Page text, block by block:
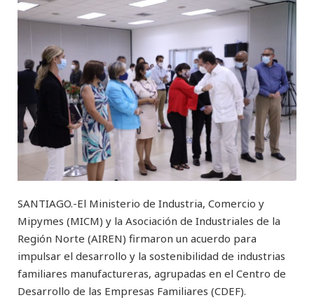
SANTIAGO.-El Ministerio de Industria, Comercio y
Mipymes (MICM) y la Asociación de Industriales de la
Región Norte (AIREN) firmaron un acuerdo para
impulsar el desarrollo y la sostenibilidad de industrias
familiares manufactureras, agrupadas en el Centro de
Desarrollo de las Empresas Familiares (CDEF).